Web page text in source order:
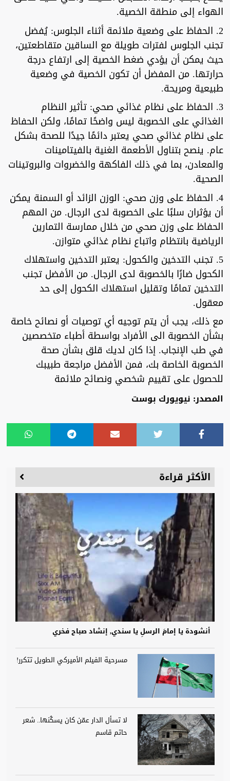
الهواء إلى منطقة الخصية.
2. الحفاظ على وضعية ملائمة أثناء الجلوس: يُفضل
تجنب الجلوس لفترات طويلة مع الساقين متقاطعتين،
حيث يمكن أن يؤدي ضغط الخصية إلى ارتفاع درجة
حرارتها. من المفضل أن تكون الخصية في وضعية
طبيعية ومريحة.
3. الحفاظ على نظام غذائي صحي: تأثير النظام
الغذائي على الخصوبة ليس واضحًا تمامًا، ولكن الحفاظ
على نظام غذائي صحي يعتبر دائمًا جيدًا للصحة بشكل
عام. ينصح بتناول الأطعمة الغنية بالفيتامينات
والمعادن، بما في ذلك الفاكهة والخضروات والبروتينات
الصحية.
4. الحفاظ على وزن صحي: الوزن الزائد أو السمنة يمكن
أن يؤثران سلبًا على الخصوبة لدى الرجال. من المهم
الحفاظ على وزن صحي من خلال ممارسة التمارين
الرياضية بانتظام واتباع نظام غذائي متوازن.
5. تجنب التدخين والكحول: يعتبر التدخين واستهلاك
الكحول ضارًا بالخصوبة لدى الرجال. من الأفضل تجنب
التدخين تمامًا وتقليل استهلاك الكحول إلى حد
معقول.
مع ذلك، يجب أن يتم توجيه أي توصيات أو نصائح خاصة
بشأن الخصوبة الى الأفراد بواسطة أطباء متخصصين
في طب الإنجاب. إذا كان لديك قلق بشأن صحة
الخصوبة الخاصة بك، فمن الأفضل مراجعة طبيبك
للحصول على تقييم شخصي ونصائح ملائمة
المصدر: نيويورك بوست
الأكثر قراءة
أنشودة يا إمامَ الرسلِ يا سندي, إنشاد صباح فخري
مسرحية الفيلم الأميركي الطويل تتكرر!
لا تسأل الدار عمّن كان يسكُنها.. شعر
حاتم قاسم